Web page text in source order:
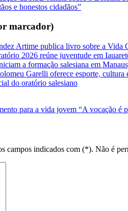
e honestos cidadãos”
marcador)
Artime publica livro sobre a Vida
2026 reúne juventude em
a formação salesiana em
Garelli oferece esporte, cultura
do oratório salesiano
para a vida jovem “A vocação é
campos indicados com (*). Não é